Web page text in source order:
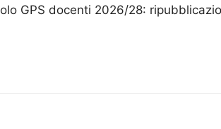
GPS docenti 2026/28: